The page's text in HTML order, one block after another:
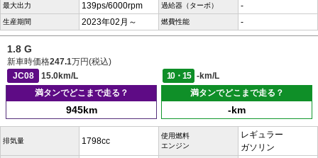
最大出力 139ps/6000rpm 過給器（ターボ） -
生産期間 2023年02月～ 燃費性能 -
1.8 G
新車時価格247.1万円(税込)
JC08
15.0km/L 10・15
-km/L
満タンでどこまで走る？
945km
満タンでどこまで走る？
-km
排気量 1798cc
使用燃料
エンジン
レギュラー
ガソリン